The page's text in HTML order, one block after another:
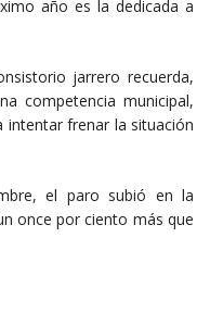
año es la dedicada a
jarrero recuerda,
competencia municipal,
intentar frenar la situación
el paro subió en la
once por ciento más que